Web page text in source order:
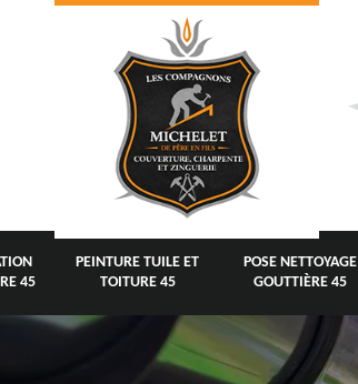
45
PEINTURE TUILE ET
TOITURE 45
POSE NETTOYAGE
GOUTTIÈRE 45